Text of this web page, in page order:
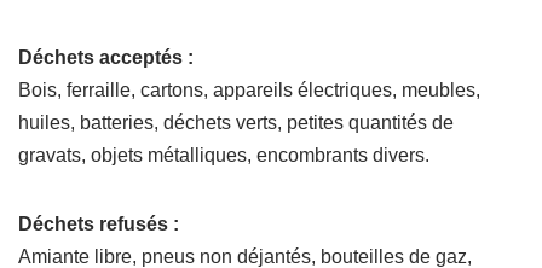
Déchets acceptés :
Bois, ferraille, cartons, appareils électriques, meubles,
huiles, batteries, déchets verts, petites quantités de
gravats, objets métalliques, encombrants divers.
Déchets refusés :
Amiante libre, pneus non déjantés, bouteilles de gaz,